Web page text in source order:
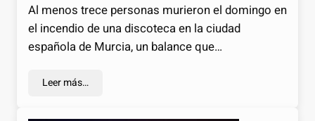
Al menos trece personas murieron el domingo en
el incendio de una discoteca en la ciudad
española de Murcia, un balance que…
Leer más…